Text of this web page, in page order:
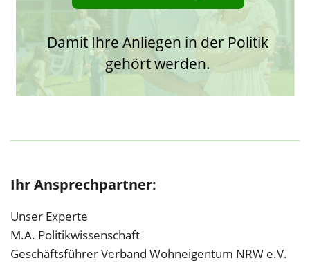
Damit Ihre Anliegen in der Politik
gehört werden.
Ihr Ansprechpartner:
Unser Experte
M.A. Politikwissenschaft
Geschäftsführer Verband Wohneigentum NRW e.V.